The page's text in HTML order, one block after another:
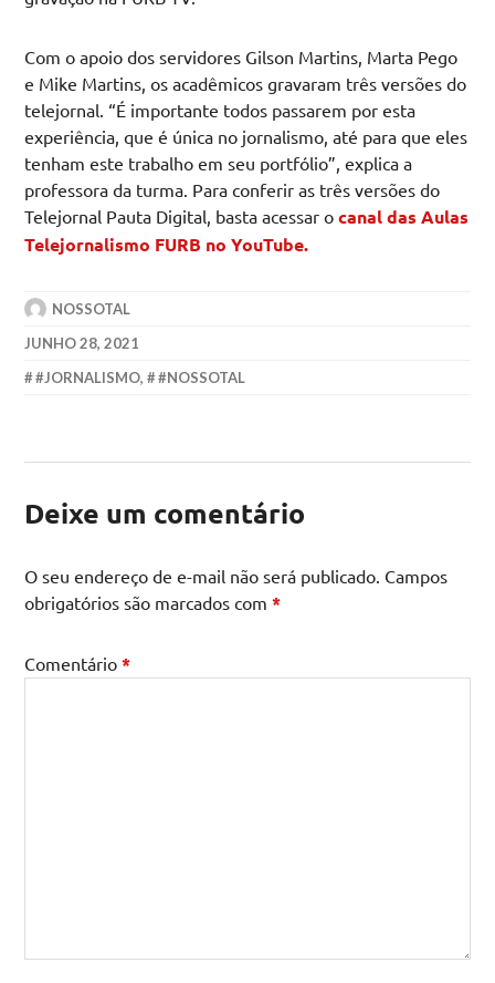
Com o apoio dos servidores Gilson Martins, Marta Pego
e Mike Martins, os acadêmicos gravaram três versões do
telejornal. “É importante todos passarem por esta
experiência, que é única no jornalismo, até para que eles
tenham este trabalho em seu portfólio”, explica a
professora da turma. Para conferir as três versões do
Telejornal Pauta Digital, basta acessar ocanal das Aulas
Telejornalismo FURB no YouTube.
NOSSOTAL
JUNHO 28, 2021
#JORNALISMO, #NOSSOTAL
Deixe um comentário
O seu endereço de e-mail não será publicado. Campos
obrigatórios são marcados com*
Comentário*